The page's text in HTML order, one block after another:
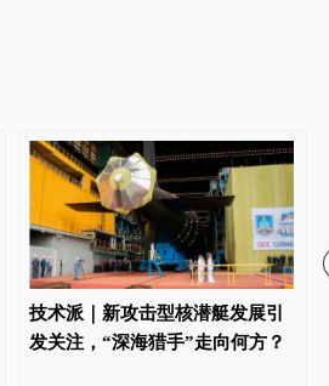
技术派｜新攻击型核潜艇发展引
发关注，“深海猎手”走向何方？